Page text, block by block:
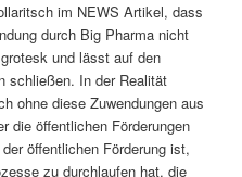
im NEWS Artikel, dass
durch Big Pharma nicht
und lässt auf den
schließen. In der Realität
ohne diese Zuwendungen aus
die öffentlichen Förderungen
öffentlichen Förderung ist,
zu durchlaufen hat, die